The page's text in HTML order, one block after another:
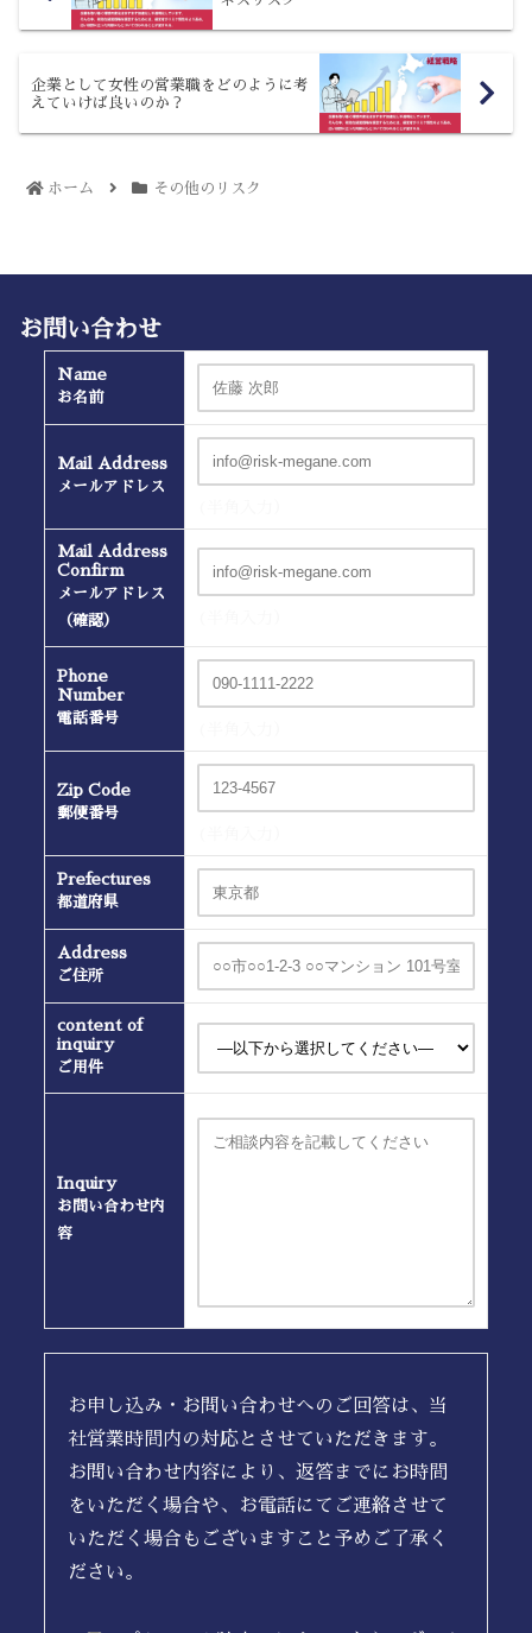
企業として女性の営業職をどのように考
えていけば良いのか？
ホーム その他のリスク
お問い合わせ
Name
お名前
Mail Address
メールアドレス
Mail Address
Confirm
メールアドレス
（確認）
Phone
Number
電話番号
Zip Code
郵便番号
Prefectures
都道府県
Address
ご住所
content of
inquiry
ご用件
Inquiry
お問い合わせ内
容
お申し込み・お問い合わせへのご回答は、当
社営業時間内の対応とさせていただきます。
お問い合わせ内容により、返答までにお時間
をいただく場合や、お電話にてご連絡させて
いただく場合もございますこと予めご了承く
ださい。